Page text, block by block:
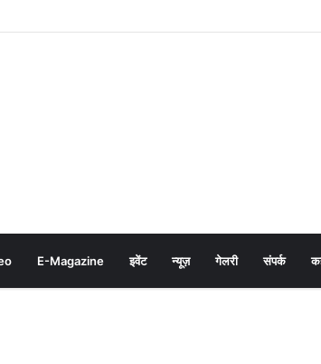
E-Magazine इवेंट न्यूज़ गेलरी संपर्क